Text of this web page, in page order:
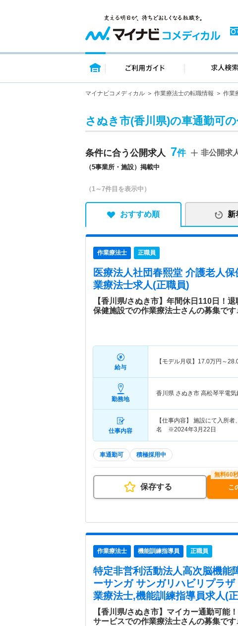
トップページ ご利用ガイド
マイナビコメディカル 作業療法士の転職情報 作業
さぬき市(香川県)の車通勤可
条件に合う公開求人 7
（5事業所・施設）掲載中
非公開求
（1～7件目を表示中）
おすすめ順 新
作業療法士 正職員
医療法人社団春熙堂 介護老人
業療法士求人(正職員)
【香川県/さぬき市】年間休日110日！
保健施設での作業療法士さんの募集です
給与
【モデル月収】 17.0万円～
勤務地
香川県 さぬき市 高松琴平電気
仕事内容
【仕事内容】 施設にて入所
名 ※2024年3月22日
車通勤可 積極採用中
保存する こ
作業療法士 機能訓練指導員 正職員
特定非営利活動法人高次脳機能
ーサンガ サンガリハビリプラ
業療法士,機能訓練指導員求人(
【香川県/さぬき市】マイカー通勤可能
サービスでの作業療法士さんの募集です